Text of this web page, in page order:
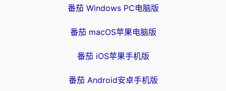
番茄 Windows PC电脑版
番茄 macOS苹果电脑版
番茄 iOS苹果手机版
番茄 Android安卓手机版